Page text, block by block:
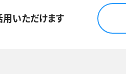
いただけます